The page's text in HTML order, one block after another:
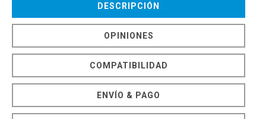
DESCRIPCIÓN
OPINIONES
COMPATIBILIDAD
ENVÍO & PAGO